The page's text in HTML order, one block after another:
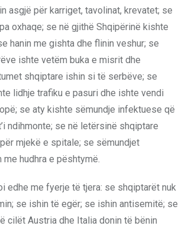
asgjë për karriget, tavolinat, krevatet; se
oxhaqe; se në gjithë Shqipërinë kishte
hanin me gishta dhe flinin veshur; se
ishte vetëm buka e misrit dhe
shqiptare ishin si të serbëve; se
lidhje trafiku e pasuri dhe ishte vendi
se aty kishte sëmundje infektuese që
ndihmonte; se në letërsinë shqiptare
mjekë e spitale; se sëmundjet
hudhra e pështymë.
edhe me fyerje të tjera: se shqiptarët nuk
se ishin të egër; se ishin antisemitë; se
cilët Austria dhe Italia donin të bënin